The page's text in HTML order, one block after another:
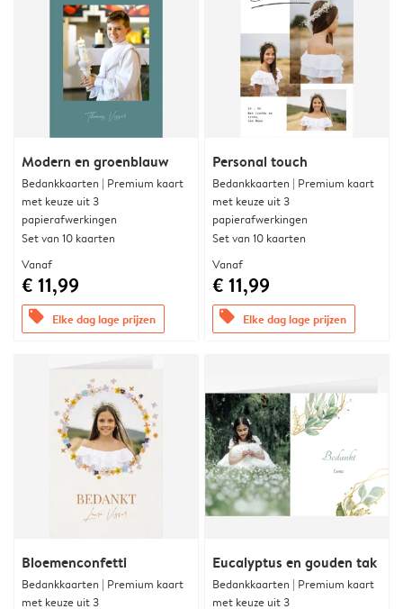
Modern en groenblauw
Bedankkaarten | Premium kaart
met keuze uit 3
papierafwerkingen
Set van 10 kaarten
Vanaf
€ 11,99
offers Elke dag lage prijzen
Personal touch
Bedankkaarten | Premium kaart
met keuze uit 3
papierafwerkingen
Set van 10 kaarten
Vanaf
€ 11,99
offers Elke dag lage prijzen
Bloemenconfetti
Bedankkaarten | Premium kaart
met keuze uit 3
Eucalyptus en gouden tak
Bedankkaarten | Premium kaart
met keuze uit 3